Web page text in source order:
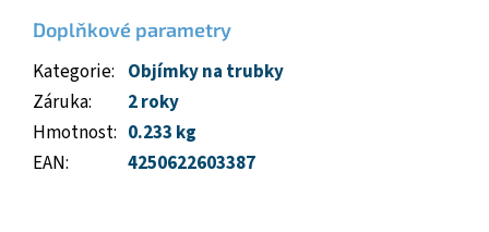
Doplňkové parametry
Kategorie: Objímky na trubky
Záruka:
2 roky
Hmotnost: 0.233 kg
EAN: 4250622603387